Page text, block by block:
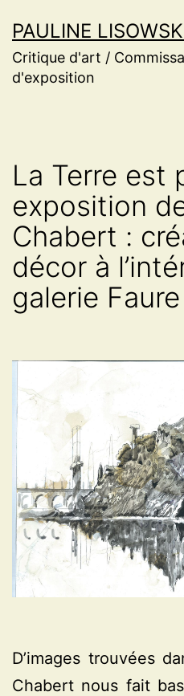
au
contenu
PAULINE
Critique d'art /
d'exposition
La Terre est
exposition
Chabert :
décor à
galerie
D’images trouvées
Chabert nous fait